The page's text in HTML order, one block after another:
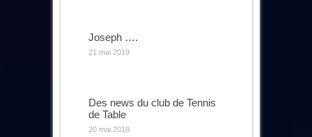
Joseph ….
21 mai 2019
Des news du club de Tennis
de Table
20 mai 2019